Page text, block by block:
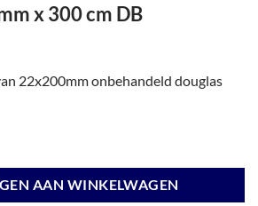
x 300 cm DB
22x200mm onbehandeld douglas
AAN WINKELWAGEN